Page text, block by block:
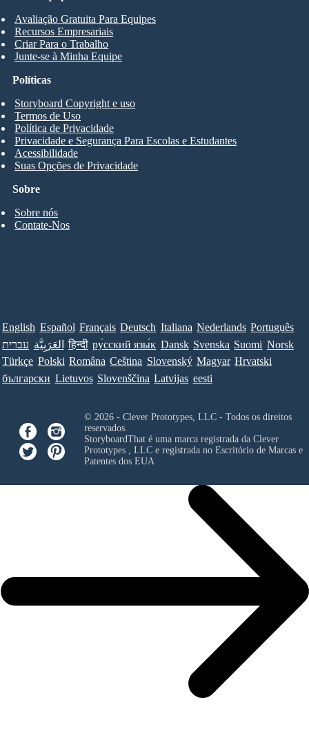
Avaliação Gratuita Para Equipes
Recursos Empresariais
Criar Para o Trabalho
Junte-se à Minha Equipe
Sobre
Sobre nós
Contate-Nos
Políticas
Storyboard Copyright e uso
Termos de Uso
Política de Privacidade
Privacidade e Segurança Para Escolas e Estudantes
Acessibilidade
Suas Opções de Privacidade
English Español Français Deutsch Italiana Nederlands Português
עברית العَرَبِيَّة हिन्दी ру́сский язы́к Dansk Svenska Suomi Norsk
Türkçe Polski Româna Ceština Slovenský Magyar Hrvatski
български Lietuvos Slovenščina Latvijas eesti
© 2026 - Clever Prototypes, LLC - Todos os direitos
reservados.
StoryboardThat é uma marca registrada da Clever
Prototypes , LLCe registrada no Escritório de Marcas e
Patentes dos EUA